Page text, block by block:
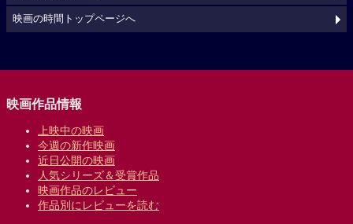
映画の時間トップページへ
映画作品情報
上映中の映画
今週の新作映画
近日公開の映画
人気シリーズ＆受賞作品
映画作品のレビュー
作品別にレビューを読む